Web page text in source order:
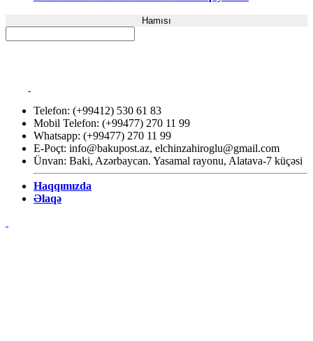
Hamısı
Telefon: (+99412) 530 61 83
Mobil Telefon: (+99477) 270 11 99
Whatsapp: (+99477) 270 11 99
E-Poçt: info@bakupost.az, elchinzahiroglu@gmail.com
Ünvan: Baki, Azərbaycan. Yasamal rayonu, Alatava-7 küçəsi
Haqqımızda
Əlaqə